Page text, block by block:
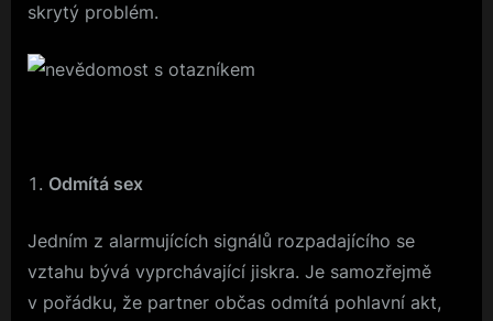
skrytý problém.
Odmítá sex
Jedním z alarmujících signálů rozpadajícího se
vztahu bývá vyprchávající jiskra. Je samozřejmě
v pořádku, že partner občas odmítá pohlavní akt,